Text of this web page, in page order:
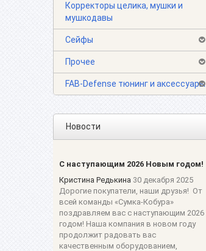
Корректоры целика, мушки и
мушкодавы
Сейфы
Прочее
FAB-Defense тюнинг и аксессуары
Новости
С наступающим 2026 Новым годом!
Кристина Редькина 30 декабря 2025
Дорогие покупатели, наши друзья! От
всей команды «Сумка-Кобура»
поздравляем вас с наступающим 2026
годом! Наша компания в новом году
продолжит радовать вас
качественным оборудованием,